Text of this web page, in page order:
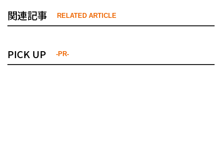
関連記事 RELATED ARTICLE
PICK UP -PR-